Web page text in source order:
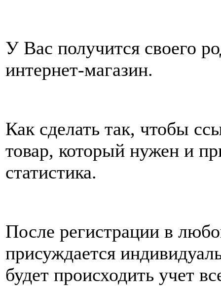
У Вас получится своего
интернет-магазин.
Как сделать так, чтобы
товар, который нужен и
статистика.
После регистрации в
присуждается
будет происходить учет